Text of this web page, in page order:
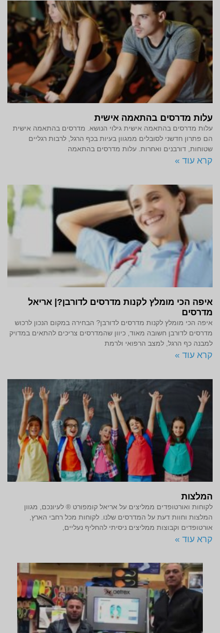
עלות מדרסים בהתאמה אישית
עלות מדרסים בהתאמה אישית גילוי הנושא. מדרסים בהתאמה אישית
הם פתרון חדשני לסובלים ממגוון בעיות בכף הרגל, לרבות רגליים
שטוחות, דורבנים ואחרות. עלות מדרסים בהתאמה
קרא עוד »
איפה הכי מומלץ לקנות מדרסים לדורבן?| אריאל
מדרסים
איפה הכי מומלץ לקנות מדרסים לדורבן? הבחירה במקום הנכון לרכוש
מדרסים לדורבן חשובה מאוד, כיוון שהמדרסים צריכים להתאים במדויק
למבנה כף הרגל, למצב הרפואי ולרמת
קרא עוד »
המלצות
לקוחות ואורטופדים ממליצים על אריאל קומפורט ® לעיונכם, מגוון
המלצות וחוות דעת על המדרסים שלנו. לקוחות מכל רחבי הארץ,
אורטופדים וקבוצות ממליצים ניסיתי להחליף נעליים,
קרא עוד »